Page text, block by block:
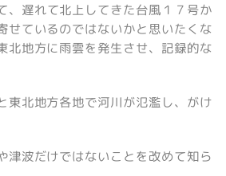
、遅れて北上してきた台風１７号か
せているのではないかと思いたくな
北地方に雨雲を発生させ、記録的な
東北地方各地で河川が氾濫し、がけ
津波だけではないことを改めて知ら